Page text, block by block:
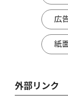
広
紙
外部リンク